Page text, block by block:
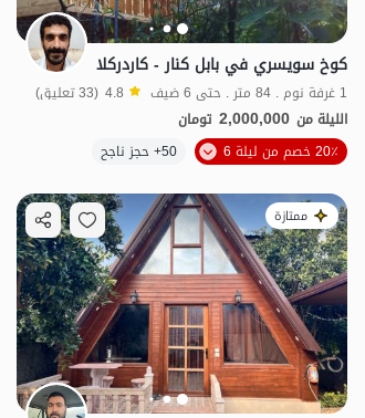
كوخ سويسري في بابل كنار - كاردركلا
1 غرفة نوم . 84 متر . حتى 6 ضيف 4.8 (33 تعليق)
الليلة من 2,000,000 تومان
20٪ خصم من ليلة 6
50+ حجز ناجح
ممتازة